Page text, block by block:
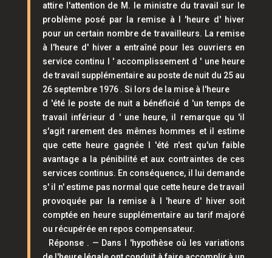
attire l'attention de M. le ministre du travail sur le
problème posé par la remise à l 'heure d' hiver
pour un certain nombre de travailleurs. La remise
à l'heure d' hiver a entraîné pour les ouvriers en
service continu l ' accomplissement d ' une heure
de travail supplémentaire au poste de nuit du 25 au
26 septembre 1976 . Si lors de la mise à l'heure
d 'été le poste de nuit a bénéficié d 'un temps de
travail inférieur d ' une heure, il remarque qu 'il
s'agit rarement des mêmes hommes et il estime
que cette heure gagnée l 'été n'est qu'un faible
avantage a la pénibilité et aux contraintes de ces
services continus. En conséquence, il lui demande
s' il n' estime pas normal que cette heure de travail
provoquée par la remise à l 'heure d' hiver soit
comptée en heure supplémentaire au tarif majoré
ou récupérée en repos compensateur.
Réponse . — Dans l 'hypothèse où les variations